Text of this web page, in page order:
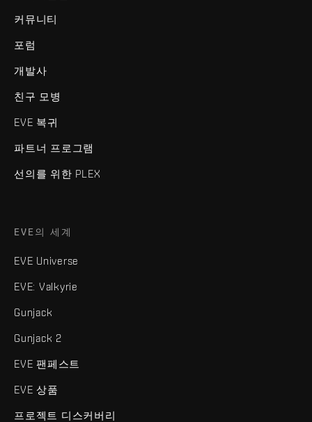
커뮤니티
포럼
개발사
친구 모병
EVE 복귀
파트너 프로그램
선의를 위한 PLEX
EVE의 세계
EVE Universe
EVE: Valkyrie
Gunjack
Gunjack 2
EVE 팬페스트
EVE 상품
프로젝트 디스커버리